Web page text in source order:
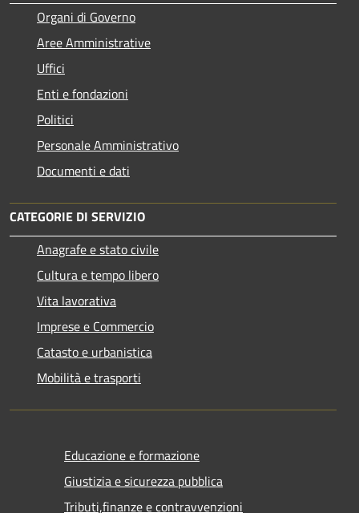
Organi di Governo
Aree Amministrative
Uffici
Enti e fondazioni
Politici
Personale Amministrativo
Documenti e dati
CATEGORIE DI SERVIZIO
Anagrafe e stato civile
Cultura e tempo libero
Vita lavorativa
Imprese e Commercio
Catasto e urbanistica
Mobilità e trasporti
Educazione e formazione
Giustizia e sicurezza pubblica
Tributi,finanze e contravvenzioni